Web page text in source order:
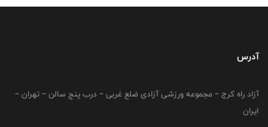
آدرس
آزاد راه کرج – مجموعه ورزشی آزادی ضلع غربی – درب پنج سالن – تهران –
ایران